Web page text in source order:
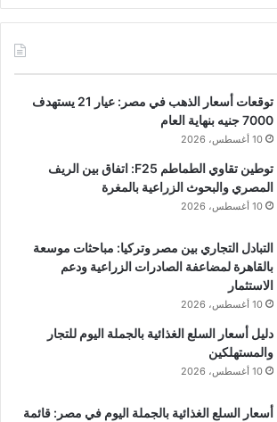
توقعات أسعار الذهب في مصر: عيار 21 يستهدف
7000 جنيه بنهاية العام
10 أغسطس، 2026
توطين تقاوي الطماطم F25: اتفاق بين الريف
المصري والبحوث الزراعية بالمغرة
10 أغسطس، 2026
التبادل التجاري بين مصر وتركيا: مباحثات موسعة
بالقاهرة لمضاعفة الصادرات الزراعية ودعم
الاستثمار
10 أغسطس، 2026
دليل أسعار السلع الغذائية بالجملة اليوم للتجار
والمستهلكين
10 أغسطس، 2026
أسعار السلع الغذائية بالجملة اليوم في مصر: قائمة